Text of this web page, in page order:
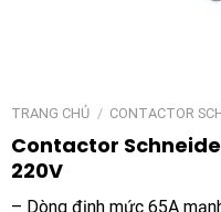
TRANG CHỦ / CONTACTOR
Contactor Schneider
220V
– Dòng định mức 65A